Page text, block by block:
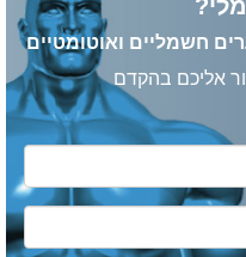
חשמליים ואוטומטיים
אליכם בהקדם